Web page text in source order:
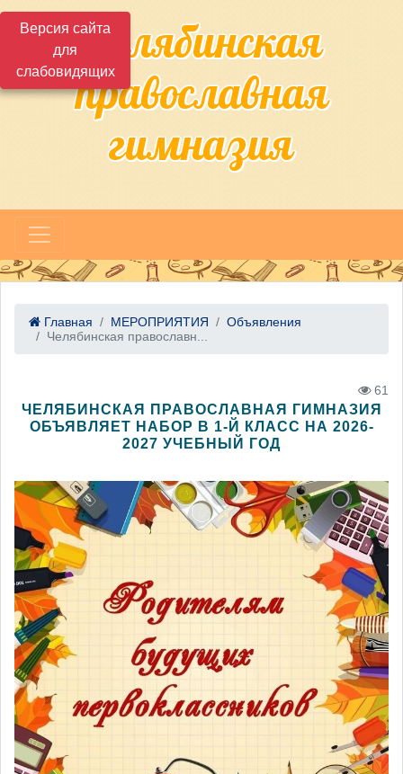
Версия сайта
для
слабовидящихЧелябинская
православная
гимназия
Главная МЕРОПРИЯТИЯ
Объявления
Челябинская православн...
61
ЧЕЛЯБИНСКАЯ ПРАВОСЛАВНАЯ ГИМНАЗИЯ
ОБЪЯВЛЯЕТ НАБОР В 1-Й КЛАСС НА 2026-
2027 УЧЕБНЫЙ ГОД